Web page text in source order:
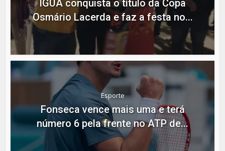
IGUÁ conquista o título da Copa
Osmário Lacerda e faz a festa no...
Esporte
Fonseca vence mais uma e terá
número 6 pela frente no ATP de...